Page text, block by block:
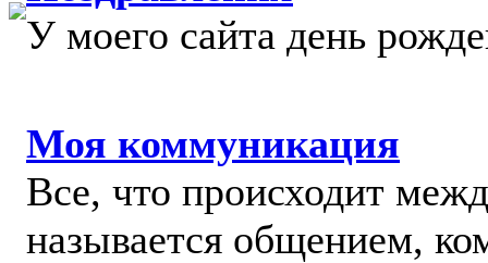
У моего сайта день
Моя коммуникация
Все, что происходит
называется общением,